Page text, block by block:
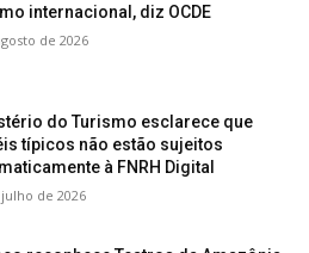
internacional, diz OCDE
de 2026
do Turismo esclarece que
típicos não estão sujeitos
à FNRH Digital
de 2026